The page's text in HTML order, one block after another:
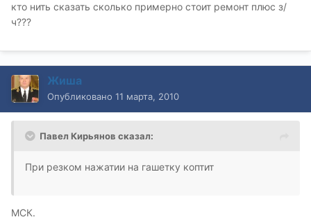
кто нить сказать сколько примерно стоит ремонт плюс з/
ч???
Жиша
Опубликовано 11 марта, 2010
Павел Кирьянов сказал:
При резком нажатии на гашетку коптит
МСК.